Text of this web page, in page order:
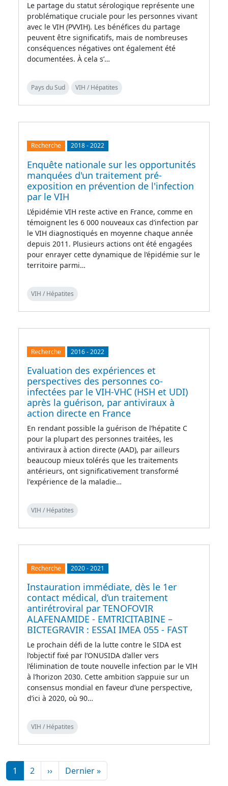
Le partage du statut sérologique représente une
problématique cruciale pour les personnes vivant
avec le VIH (PVVIH). Les bénéfices du partage
peuvent être significatifs, mais de nombreuses
conséquences négatives ont également été
documentées. À cela s’…
Pays du Sud VIH / Hépatites
Recherche 2018-2022
Enquête nationale sur les opportunités
manquées d'un traitement pré-
exposition en prévention de l'infection
par le VIH
L’épidémie VIH reste active en France, comme en
témoignent les 6 000 nouveaux cas d’infection par
le VIH diagnostiqués en moyenne chaque année
depuis 2011. Plusieurs actions ont été engagées
pour enrayer cette dynamique de l’épidémie sur le
territoire parmi…
VIH / Hépatites
Recherche 2016-2022
Evaluation des expériences et
perspectives des personnes co-
infectées par le VIH-VHC (HSH et UDI)
après la guérison, par antiviraux à
action directe en France
En rendant possible la guérison de l’hépatite C
pour la plupart des personnes traitées, les
antiviraux à action directe (AAD), par ailleurs
beaucoup mieux tolérés que les traitements
antérieurs, ont significativement transformé
l'expérience de la maladie…
VIH / Hépatites
Recherche 2020-2021
Instauration immédiate, dès le 1er
contact médical, d’un traitement
antirétroviral par TENOFOVIR
ALAFENAMIDE - EMTRICITABINE –
BICTEGRAVIR : ESSAI IMEA 055 - FAST
Le prochain défi de la lutte contre le SIDA est
l’objectif fixé par l’ONUSIDA d’aller vers
l’élimination de toute nouvelle infection par le VIH
à l’horizon 2030. Cette ambition s’appuie sur un
consensus mondial en faveur d’une perspective,
d’ici à 2020, où 90…
VIH / Hépatites
Pagination
1 2 ››Page suivante
Dernier »Dernière page